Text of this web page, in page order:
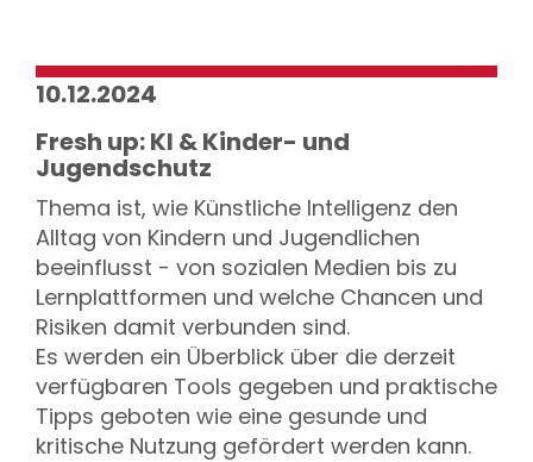
10.12.2024
Fresh up: KI & Kinder- und
Jugendschutz
Thema ist, wie Künstliche Intelligenz den
Alltag von Kindern und Jugendlichen
beeinflusst - von sozialen Medien bis zu
Lernplattformen und welche Chancen und
Risiken damit verbunden sind.
Es werden ein Überblick über die derzeit
verfügbaren Tools gegeben und praktische
Tipps geboten wie eine gesunde und
kritische Nutzung gefördert werden kann.